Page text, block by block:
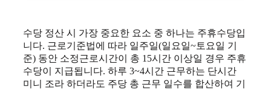
수당 정산 시 가장 중요한 요소 중 하나는 주휴수당입
니다. 근로기준법에 따라 일주일(일요일~토요일 기
준) 동안 소정근로시간이 총 15시간 이상일 경우 주휴
수당이 지급됩니다. 하루 3~4시간 근무하는 단시간
미니 조라 하더라도 주당 총 근무 일수를 합산하여 기